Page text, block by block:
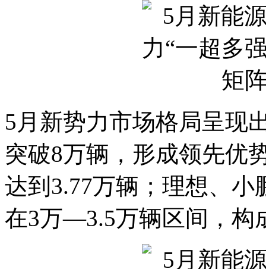
5月新势力市场格局呈现
突破8万辆，形成领先优
达到3.77万辆；理想、
在3万—3.5万辆区间，构